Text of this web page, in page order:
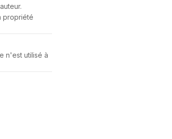
auteur.
propriété
n'est utilisé à